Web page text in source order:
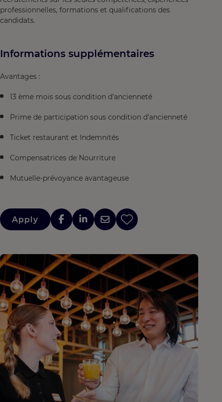
professionnelles, formations et qualifications des
candidats.
Informations supplémentaires
Avantages :
13 ème mois sous condition d'ancienneté
Prime de participation sous condition d'ancienneté
Ticket restaurant et Indemnités
Compensatrices de Nourriture
Mutuelle-prévoyance avantageuse
Apply